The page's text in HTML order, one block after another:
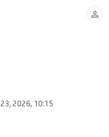
2026, 10:15